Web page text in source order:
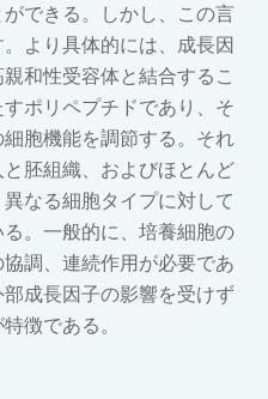
できる。しかし、この言
より具体的には、成長因
和性受容体と結合するこ
ポリペプチドであり、そ
胞機能を調節する。それ
胚組織、およびほとんど
なる細胞タイプに対して
。一般的に、培養細胞の
調、連続作用が必要であ
成長因子の影響を受けず
徴である。